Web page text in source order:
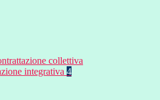
collettiva
integrativa 4